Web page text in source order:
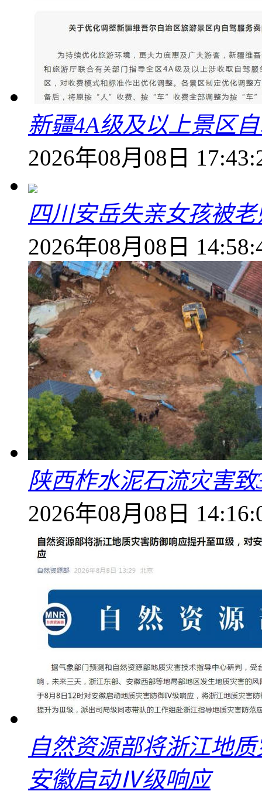
新疆4A级及以上景区
2026年08月08日
四川安岳失亲女孩被
2026年08月08日
陕西柞水泥石流灾害
2026年08月08日
自然资源部将浙江地
安徽启动Ⅳ级响应